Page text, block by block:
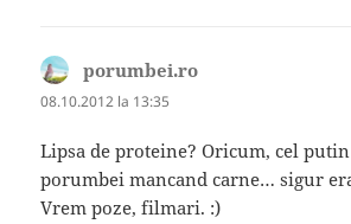
porumbei.ro
08.10.2012 la 13:35
Lipsa de proteine? Oricum, cel
porumbei mancand carne… sigur
Vrem poze, filmari. :)